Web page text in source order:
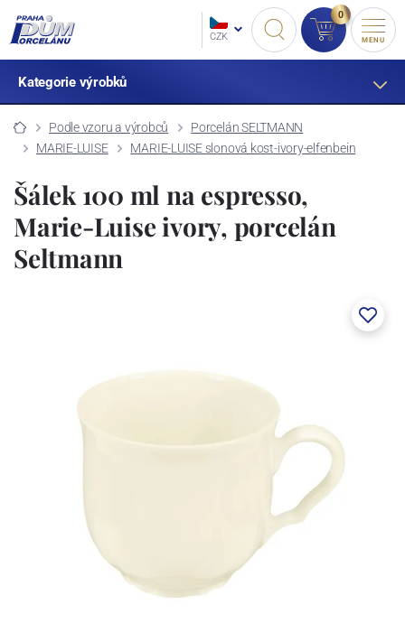
CZK
0
MENU
Kategorie výrobků
Podle vzoru a výrobců
Porcelán SELTMANN
MARIE-LUISE
MARIE-LUISE slonová kost-ivory-elfenbein
Šálek 100 ml na espresso,
Marie-Luise ivory, porcelán
Seltmann